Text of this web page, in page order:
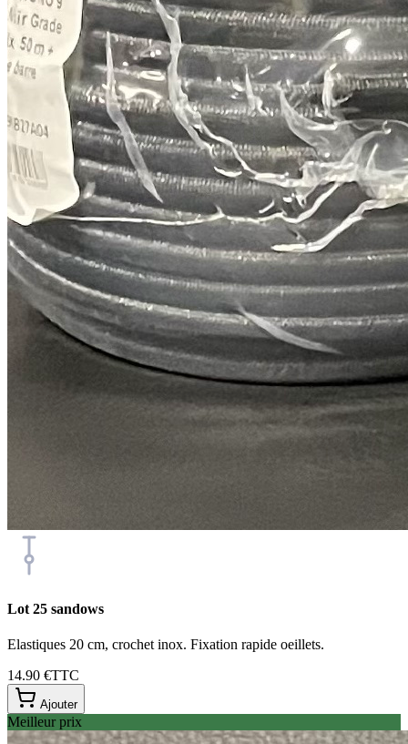
Lot 25 sandows
Elastiques 20 cm, crochet inox. Fixation rapide oeillets.
14.90 €TTC
Ajouter
Meilleur prix